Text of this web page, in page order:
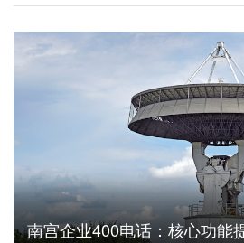
南宫企业400电话：核心功能